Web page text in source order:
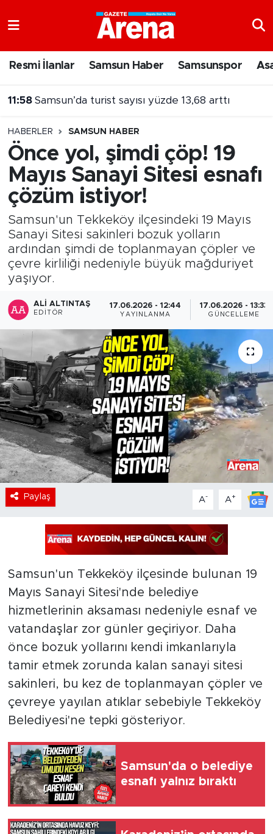
Resmi İlanlar Samsun Haber Samsunspor
11:58 Samsun’da turist sayısı yüzde 13,68 arttı
11:57 Fenerbahçe'de Lukaku sesleri! Transfer için bonservis engeli
HABERLER SAMSUN HABER
Önce yol, şimdi çöp! 19
Mayıs Sanayi Sitesi esnafı
çözüm istiyor!
Samsun'un Tekkeköy ilçesindeki 19 Mayıs
Sanayi Sitesi sakinleri bozuk yolların
ardından şimdi de toplanmayan çöpler ve
çevre kirliliği nedeniyle büyük mağduriyet
yaşıyor.
ALI ALTINTAŞ
EDITÖR
17.06.2026 - 12:44
YAYINLANMA
17.06.2026 - 13:33
GÜNCELLEME
Paylaş A- A+
Samsun'un Tekkeköy ilçesinde bulunan 19
Mayıs Sanayi Sitesi'nde belediye
hizmetlerinin aksaması nedeniyle esnaf ve
vatandaşlar zor günler geçiriyor. Daha
önce bozuk yollarını kendi imkanlarıyla
tamir etmek zorunda kalan sanayi sitesi
sakinleri, bu kez de toplanmayan çöpler ve
çevreye yayılan atıklar sebebiyle Tekkeköy
Belediyesi'ne tepki gösteriyor.
Samsun'da o belediye
esnafı yalnız bıraktı
Samsun Namaz Vakitleri
Süper Lig Puan Durumu ve Fikstür
Tüm Manşetler
Son Dakika Haberleri
Haber Arşivi